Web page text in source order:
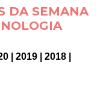
DA SEMANA
2019 2018